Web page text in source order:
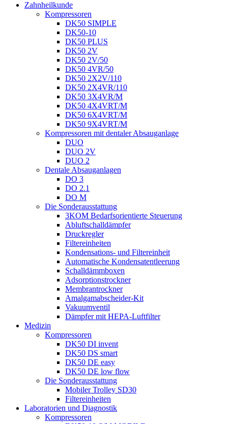
Zahnheilkunde
Kompressoren
DK50 SIMPLE
DK50-10
DK50 PLUS
DK50 2V
DK50 2V/50
DK50 4VR/50
DK50 2X2V/110
DK50 2X4VR/110
DK50 3X4VR/M
DK50 4X4VRT/M
DK50 6X4VRT/M
DK50 9X4VRT/M
Kompressoren mit dentaler Absauganlage
DUO
DUO 2V
DUO 2
Dentale Absauganlagen
DO 3
DO 2.1
DO M
Die Sonderausstattung
3KOM Bedarfsorientierte Steuerung
Abluftschalldämpfer
Druckregler
Filtereinheiten
Kondensations- und Filtereinheit
Automatische Kondensatentleerung
Schalldämmboxen
Adsorptionstrockner
Membrantrockner
Amalgamabscheider-Kit
Vakuumventil
Dämpfer mit HEPA-Luftfilter
Medizin
Kompressoren
DK50 DI invent
DK50 DS smart
DK50 DE easy
DK50 DE low flow
Die Sonderausstattung
Mobiler Trolley SD30
Filtereinheiten
Laboratorien und Diagnostik
Kompressoren